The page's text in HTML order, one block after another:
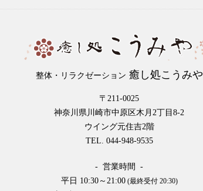
整体・リラクゼーション 癒し処こうみや
〒211-0025
神奈川県川崎市中原区木月2丁目8-2
ウイング元住吉2階
TEL. 044-948-9535
- 営業時間 -
平日 10:30～21:00(最終受付 20:30)